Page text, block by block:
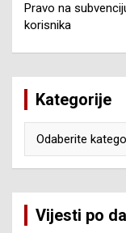
Pravo na
korisnika
Kategorije
Vijesti po